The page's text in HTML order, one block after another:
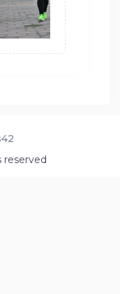
reserved